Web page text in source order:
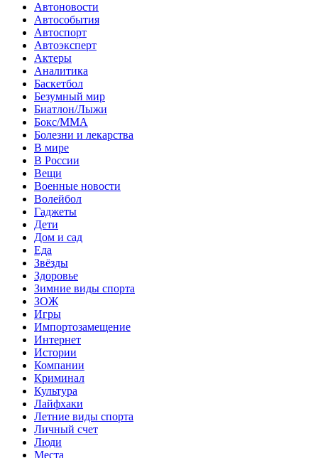
Автоновости
Автособытия
Автоспорт
Автоэксперт
Актеры
Аналитика
Баскетбол
Безумный мир
Биатлон/Лыжи
Бокс/MMA
Болезни и лекарства
В мире
В России
Вещи
Военные новости
Волейбол
Гаджеты
Дети
Дом и сад
Еда
Звёзды
Здоровье
Зимние виды спорта
ЗОЖ
Игры
Импортозамещение
Интернет
Истории
Компании
Криминал
Культура
Лайфхаки
Летние виды спорта
Личный счет
Люди
Места